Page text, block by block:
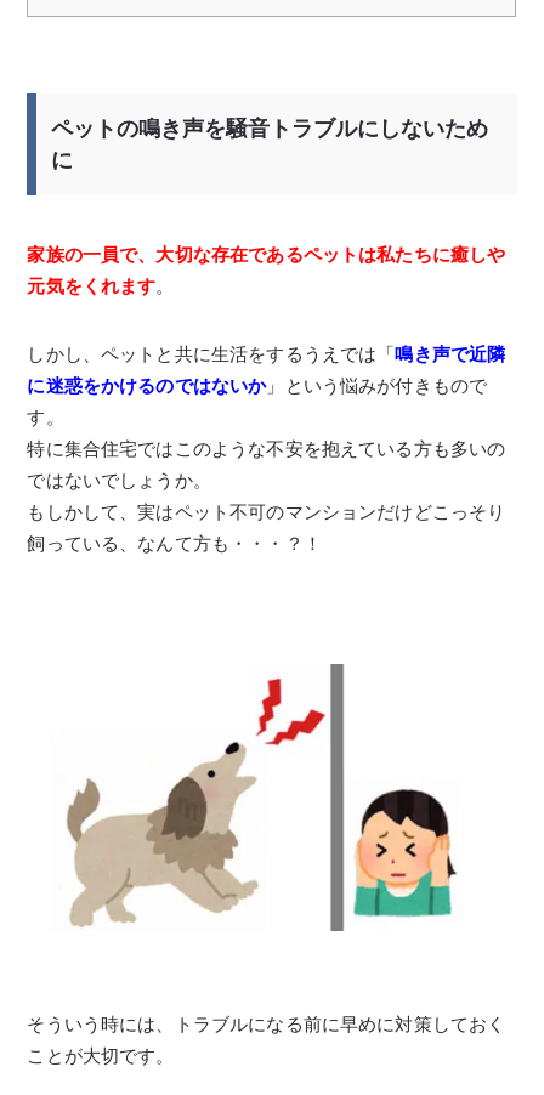
ペットの鳴き声を騒音トラブルにしないため
に
家族の一員で、大切な存在であるペットは私たちに癒しや
元気をくれます。
しかし、ペットと共に生活をするうえでは「鳴き声で近隣
に迷惑をかけるのではないか」という悩みが付きもので
す。
特に集合住宅ではこのような不安を抱えている方も多いの
ではないでしょうか。
もしかして、実はペット不可のマンションだけどこっそり
飼っている、なんて方も・・・？！
そういう時には、トラブルになる前に早めに対策しておく
ことが大切です。